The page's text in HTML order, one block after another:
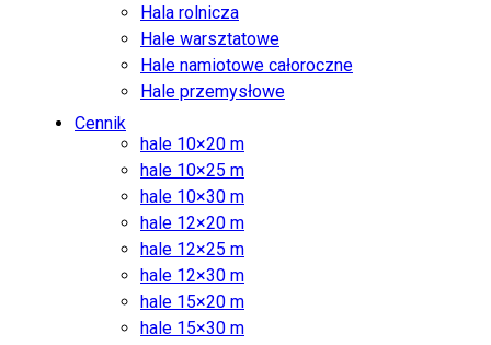
Hala rolnicza
Hale warsztatowe
Hale namiotowe całoroczne
Hale przemysłowe
Cennik
hale 10×20 m
hale 10×25 m
hale 10×30 m
hale 12×20 m
hale 12×25 m
hale 12×30 m
hale 15×20 m
hale 15×30 m